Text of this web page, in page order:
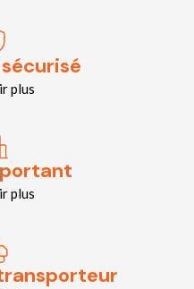
plus
plus